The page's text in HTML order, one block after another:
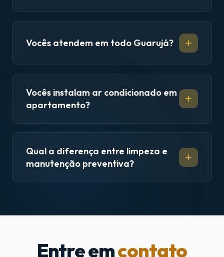
Vocês atendem em todo Guarujá?
Vocês instalam ar condicionado em
apartamento?
Qual a diferença entre limpeza e
manutenção preventiva?
Entre emcontato